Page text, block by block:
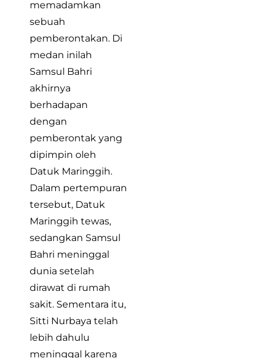
memadamkan
sebuah
pemberontakan. Di
medan inilah
Samsul Bahri
akhirnya
berhadapan
dengan
pemberontak yang
dipimpin oleh
Datuk Maringgih.
Dalam pertempuran
tersebut, Datuk
Maringgih tewas,
sedangkan Samsul
Bahri meninggal
dunia setelah
dirawat di rumah
sakit. Sementara itu,
Sitti Nurbaya telah
lebih dahulu
meninggal karena